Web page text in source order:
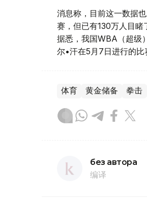
消息称，目前这一数据
赛，但已有130万人目睹
据悉，我国WBA（超级
尔•汗在5月7日进行的比
体育 黄金储备 拳击
без автора
编译